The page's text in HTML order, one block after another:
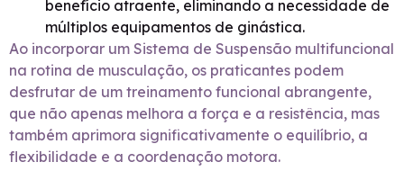
benefício atraente, eliminando a necessidade de
múltiplos equipamentos de ginástica.
Ao incorporar um Sistema de Suspensão multifuncional
na rotina de musculação, os praticantes podem
desfrutar de um treinamento funcional abrangente,
que não apenas melhora a força e a resistência, mas
também aprimora significativamente o equilíbrio, a
flexibilidade e a coordenação motora.